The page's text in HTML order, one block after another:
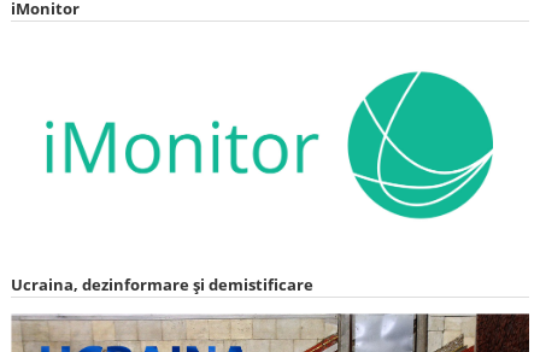
iMonitor
Ucraina, dezinformare și demistificare